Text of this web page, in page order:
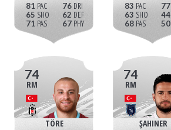
81
65
71
76
62
67
83
63
68
77
44
50
74
RM
TÖRE
74
RM
ŞAHINER